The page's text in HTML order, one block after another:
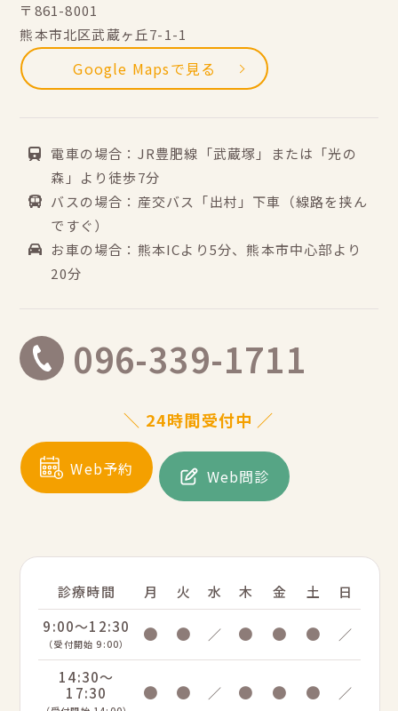
〒861-8001
熊本市北区武蔵ヶ丘7-1-1
Google Mapsで見る
電車の場合：JR豊肥線「武蔵塚」または「光の
森」より徒歩7分
バスの場合：産交バス「出村」下車（線路を挟ん
ですぐ）
お車の場合：熊本ICより5分、熊本市中心部より
20分
096-339-1711
＼ 24時間受付中 ／
Web予約 Web問診
診療時間 月 火 水 木 金 土
日
9:00～12:30
（受付開始 9:00） ● ● ／ ● ● ● ／
14:30～
17:30
● ● ／ ● ● ● ／